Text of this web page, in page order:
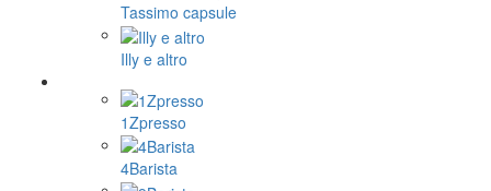
Tassimo capsule
Illy e altro
1Zpresso
4Barista